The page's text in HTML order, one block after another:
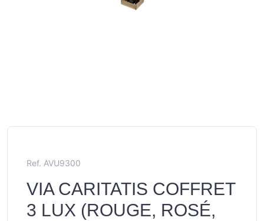
Ref. AVU9300
VIA CARITATIS COFFRET
3 LUX (ROUGE, ROSÉ,